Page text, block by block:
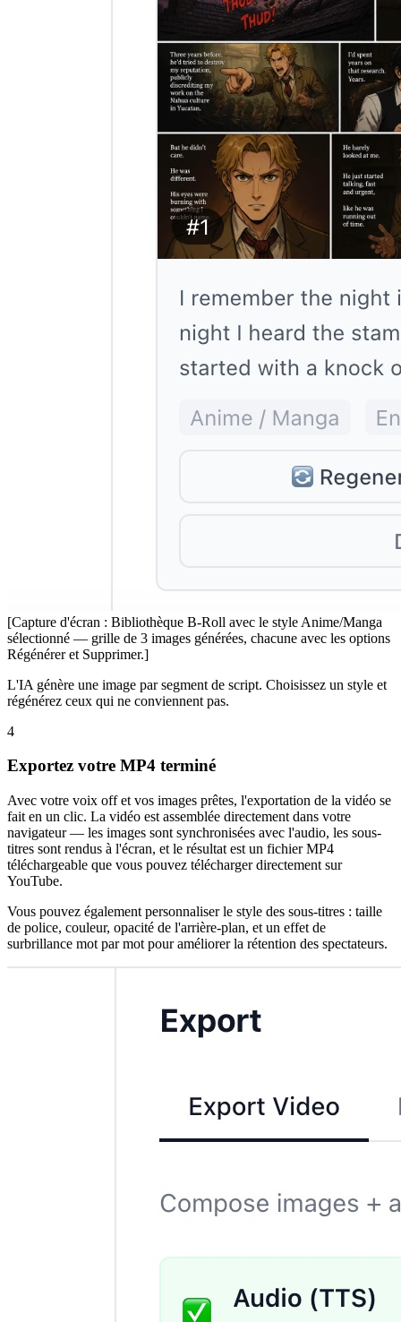
[Capture d'écran : Bibliothèque B-Roll avec le style Anime/Manga
sélectionné — grille de 3 images générées, chacune avec les options
Régénérer et Supprimer.]
L'IA génère une image par segment de script. Choisissez un style et
régénérez ceux qui ne conviennent pas.
4
Exportez votre MP4 terminé
Avec votre voix off et vos images prêtes, l'exportation de la vidéo se
fait en un clic. La vidéo est assemblée directement dans votre
navigateur — les images sont synchronisées avec l'audio, les sous-
titres sont rendus à l'écran, et le résultat est un fichier MP4
téléchargeable que vous pouvez télécharger directement sur
YouTube.
Vous pouvez également personnaliser le style des sous-titres : taille
de police, couleur, opacité de l'arrière-plan, et un effet de
surbrillance mot par mot pour améliorer la rétention des spectateurs.